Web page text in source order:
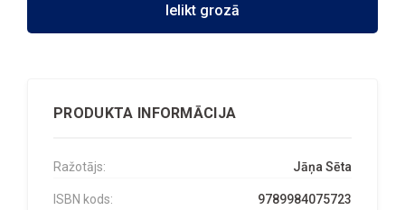
Ielikt grozā
PRODUKTA INFORMĀCIJA
Ražotājs: Jāņa Sēta
ISBN kods: 9789984075723